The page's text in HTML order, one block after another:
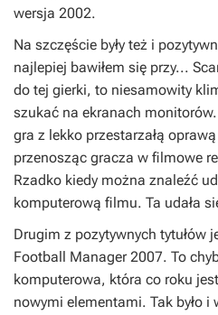
wersja 2002.
Na szczęście były też i
najlepiej bawiłem się przy...
do tej gierki, to niesamowity
szukać na ekranach
gra z lekko przestarzałą
przenosząc gracza w filmowe
Rzadko kiedy można znaleźć
komputerową filmu. Ta udała
Drugim z pozytywnych tytułów
Football Manager 2007. To
komputerowa, która co roku
nowymi elementami. Tak było i